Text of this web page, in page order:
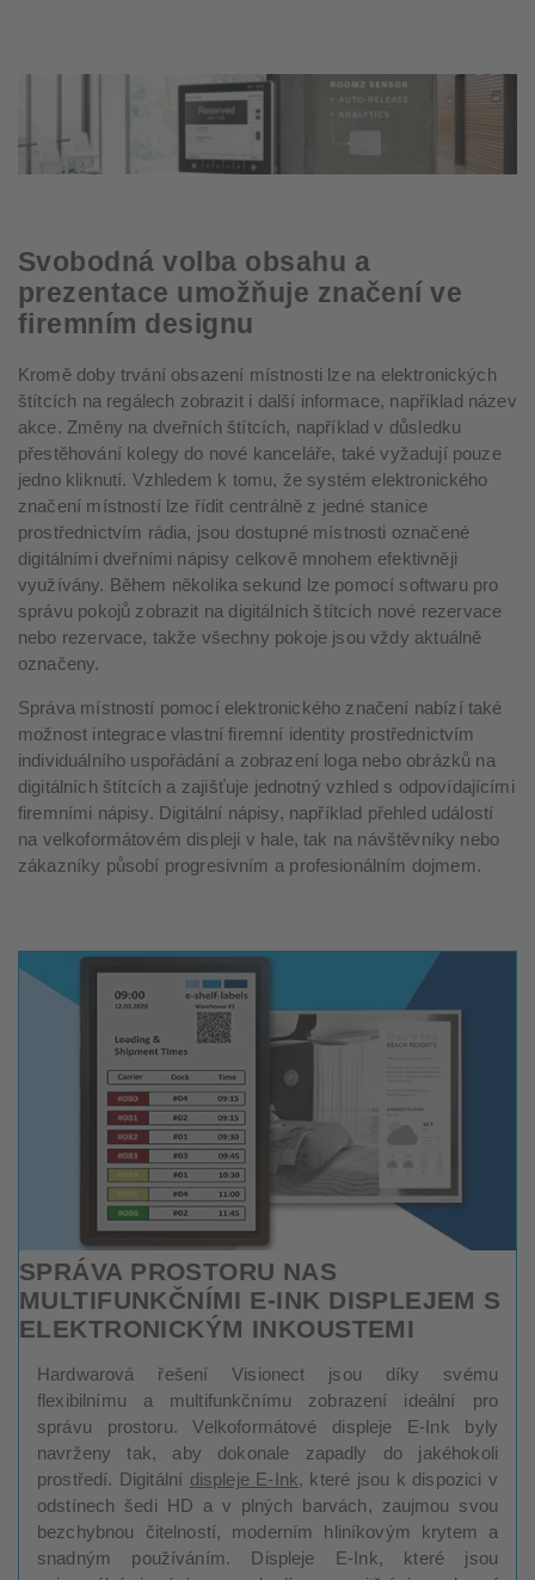
Svobodná volba obsahu a
prezentace umožňuje značení ve
firemním designu
Kromě doby trvání obsazení místnosti lze na elektronických
štítcích na regálech zobrazit i další informace, například název
akce. Změny na dveřních štítcích, například v důsledku
přestěhování kolegy do nové kanceláře, také vyžadují pouze
jedno kliknutí. Vzhledem k tomu, že systém elektronického
značení místností lze řídit centrálně z jedné stanice
prostřednictvím rádia, jsou dostupné místnosti označené
digitálními dveřními nápisy celkově mnohem efektivněji
využívány. Během několika sekund lze pomocí softwaru pro
správu pokojů zobrazit na digitálních štítcích nové rezervace
nebo rezervace, takže všechny pokoje jsou vždy aktuálně
označeny.
Správa místností pomocí elektronického značení nabízí také
možnost integrace vlastní firemní identity prostřednictvím
individuálního uspořádání a zobrazení loga nebo obrázků na
digitálních štítcích a zajišťuje jednotný vzhled s odpovídajícími
firemními nápisy. Digitální nápisy, například přehled událostí
na velkoformátovém displeji v hale, tak na návštěvníky nebo
zákazníky působí progresivním a profesionálním dojmem.
SPRÁVA PROSTORU NAS
MULTIFUNKČNÍMI E-INK DISPLEJEM S
ELEKTRONICKÝM INKOUSTEMI
Hardwarová řešení Visionect jsou díky svému
flexibilnímu a multifunkčnímu zobrazení ideální pro
správu prostoru. Velkoformátové displeje E-Ink byly
navrženy tak, aby dokonale zapadly do jakéhokoli
prostředí. Digitální displeje E-Ink, které jsou k dispozici v
odstínech šedi HD a v plných barvách, zaujmou svou
bezchybnou čitelností, moderním hliníkovým krytem a
snadným používáním. Displeje E-Ink, které jsou